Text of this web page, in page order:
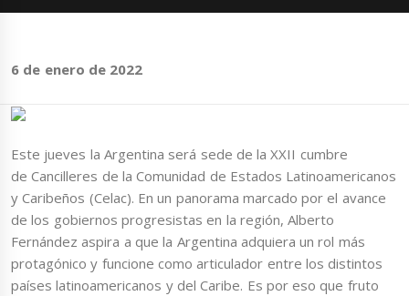
6 de enero de 2022
Este jueves la Argentina será sede de la XXII cumbre
de Cancilleres de la Comunidad de Estados Latinoamericanos
y Caribeños (Celac). En un panorama marcado por el avance
de los gobiernos progresistas en la región, Alberto
Fernández aspira a que la Argentina adquiera un rol más
protagónico y funcione como articulador entre los distintos
países latinoamericanos y del Caribe. Es por eso que fruto